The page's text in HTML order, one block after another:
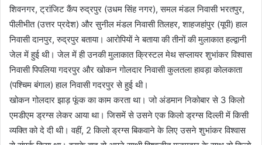
शिवनगर, ट्रांजिट कैंप रुद्रपुर (उधम सिंह नगर), समल मंडल निवासी भरतपुर,
पीलीभीत (उत्तर प्रदेश) और सुनील मंडल निवासी तिलहर, शाहजहांपुर (यूपी) हाल
निवासी दानपुर, रुद्रपुर बताया। आरोपियों ने बताया की तीनों की मुलाकात हल्द्वानी
जेल में हुई थी। जेल में ही उनकी मुलाकात क्रिस्टल मेथ सप्लायर शुभांकर विश्वास
निवासी पिपलिया गदरपुर और खोकन गोलदार निवासी कुलतला हावड़ा कोलकाता
(पश्चिम बंगाल) हाल निवासी गदरपुर से हुई थी।
खोकन गोलदार झाड़ फूंक का काम करता था। जो अंडमान निकोबार से 3 किलो
एमडीएम ड्रग्स लेकर आया था। जिसमें से उसने एक किलो ड्रग्स दिल्ली में किसी
व्यक्ति को दे दी थी। वहीं, 2 किलो ड्रग्स बिकवाने के लिए उसने शुभांकर विश्वास